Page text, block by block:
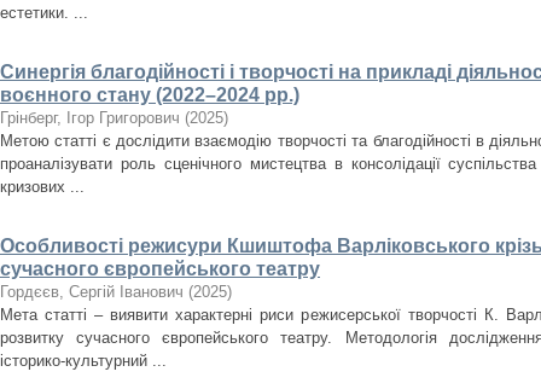
естетики. ...
Синергія благодійності і творчості на прикладі
воєнного стану (2022–2024 рр.)
Грінберг, Ігор Григорович (2025)
Метою статті є дослідити взаємодію творчості та благодійності в
проаналізувати роль сценічного мистецтва в консолідації
кризових ...
Особливості режисури Кшиштофа Варліковського
сучасного європейського театру
Гордєєв, Сергій Іванович (2025)
Мета статті – виявити характерні риси режисерської творчості К.
розвитку сучасного європейського театру. Методологія
історико-культурний ...